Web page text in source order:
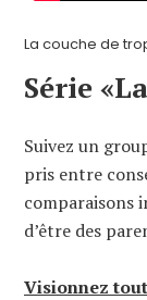
La couche de
Série
Suivez un
pris entre
comparaisons
d’être des
Visionnez